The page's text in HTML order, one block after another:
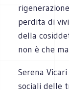
perdita di
della
non è che
Serena
sociali delle